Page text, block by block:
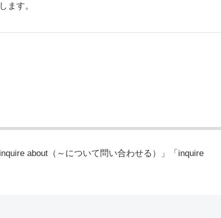
ます。
about（～について問い合わせる）」「inquire